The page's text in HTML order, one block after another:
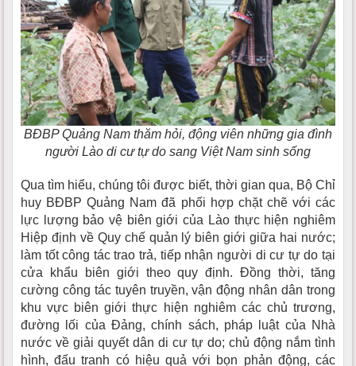
BĐBP Quảng Nam thăm hỏi, động viên những gia đình
người Lào di cư tự do sang Việt Nam sinh sống
Qua tìm hiểu, chúng tôi được biết, thời gian qua, Bộ Chỉ
huy BĐBP Quảng Nam đã phối hợp chặt chẽ với các
lực lượng bảo vệ biên giới của Lào thực hiện nghiêm
Hiệp định về Quy chế quản lý biên giới giữa hai nước;
làm tốt công tác trao trả, tiếp nhận người di cư tự do tại
cửa khẩu biên giới theo quy định. Đồng thời, tăng
cường công tác tuyên truyền, vận động nhân dân trong
khu vực biên giới thực hiện nghiêm các chủ trương,
đường lối của Đảng, chính sách, pháp luật của Nhà
nước về giải quyết dân di cư tự do; chủ động nắm tình
hình, đấu tranh có hiệu quả với bọn phản động, các